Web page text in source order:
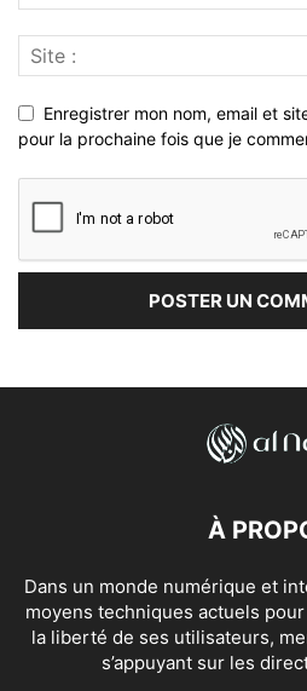
Enregistrer mon nom, email et
pour la prochaine fois que je
À
Dans un monde numérique et
moyens techniques actuels
la liberté de ses utilisateurs,
s’appuyant sur les